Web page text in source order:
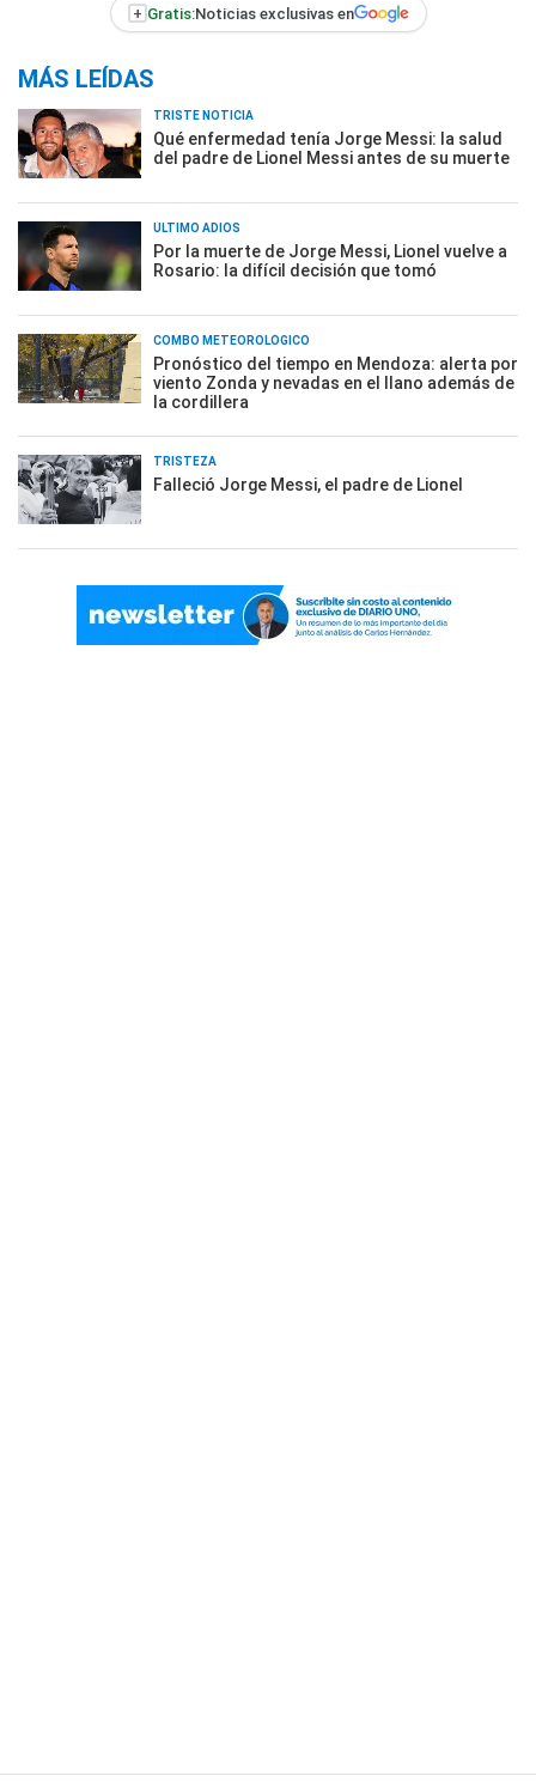
+ Gratis:Noticias exclusivas en
MÁS LEÍDAS
TRISTE NOTICIA
Qué enfermedad tenía Jorge Messi: la salud
del padre de Lionel Messi antes de su muerte
ÚLTIMO ADIÓS
Por la muerte de Jorge Messi, Lionel vuelve a
Rosario: la difícil decisión que tomó
COMBO METEOROLÓGICO
Pronóstico del tiempo en Mendoza: alerta por
viento Zonda y nevadas en el llano además de
la cordillera
TRISTEZA
Falleció Jorge Messi, el padre de Lionel